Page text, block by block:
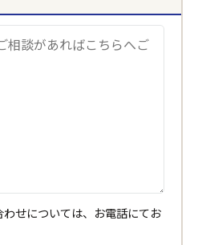
せについては、お電話にてお